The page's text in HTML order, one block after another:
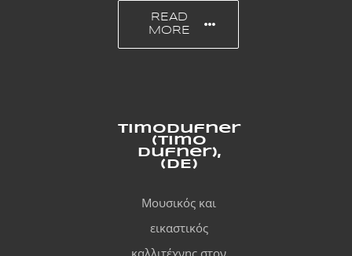
READ
MORE
Timodufner
(Timo
Dufner),
(DE)
Μουσικός και
εικαστικός